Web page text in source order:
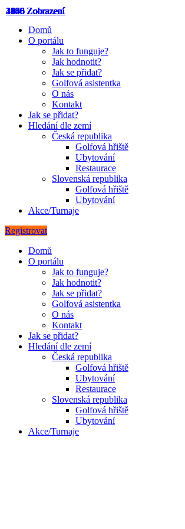
Domů
O portálu
Jak to funguje?
Jak hodnotit?
Jak se přidat?
Golfová asistentka
O nás
Kontakt
Jak se přidat?
Hledání dle zemí
Česká republika
Golfová hřiště
Ubytování
Restaurace
Slovenská republika
Golfová hřiště
Ubytování
Akce/Turnaje
Registrovat
Domů
O portálu
Jak to funguje?
Jak hodnotit?
Jak se přidat?
Golfová asistentka
O nás
Kontakt
Jak se přidat?
Hledání dle zemí
Česká republika
Golfová hřiště
Ubytování
Restaurace
Slovenská republika
Golfová hřiště
Ubytování
Akce/Turnaje
3148 Zobrazení
4060 Zobrazení
3955 Zobrazení
1333 Zobrazení
2615 Zobrazení
1180 Zobrazení
2906 Zobrazení